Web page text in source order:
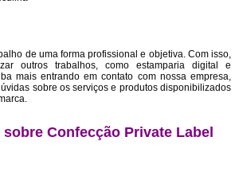
de uma forma profissional e objetiva. Com isso,
outros trabalhos, como estamparia digital e
mais entrando em contato com nossa empresa,
sobre os serviços e produtos disponibilizados
Confecção Private Label